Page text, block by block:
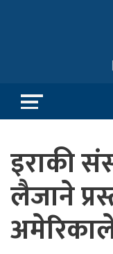
इराकी
लैजाने